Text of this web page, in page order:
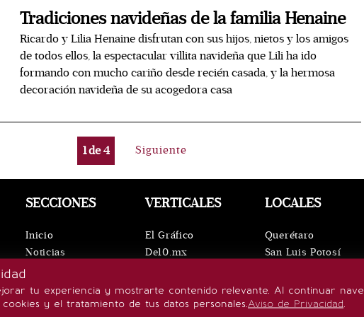
Tradiciones navideñas de la familia Henaine
Ricardo y Lilia Henaine disfrutan con sus hijos, nietos y los amigos
de todos ellos, la espectacular villita navideña que Lili ha ido
formando con mucho cariño desde recién casada, y la hermosa
decoración navideña de su acogedora casa
1de4 Siguiente
tu experiencia y mostrarte contenido relevante. Al continuar
y el tratamiento de tus datos personales.Aviso de Privacidad.
SECCIONES
Inicio
Noticias
Realeza
Estilo de vida
VERTICALES
El Gráfico
De10.mx
Confabulario
Aviso Oportuno
LOCALES
Querétaro
San Luis Potosí
Puebla
Hidalgo